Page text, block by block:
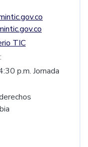
TIC
p.m. Jornada